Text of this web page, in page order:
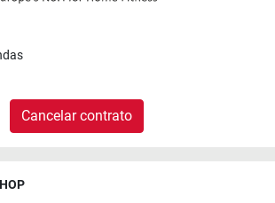
Cancelar contrato